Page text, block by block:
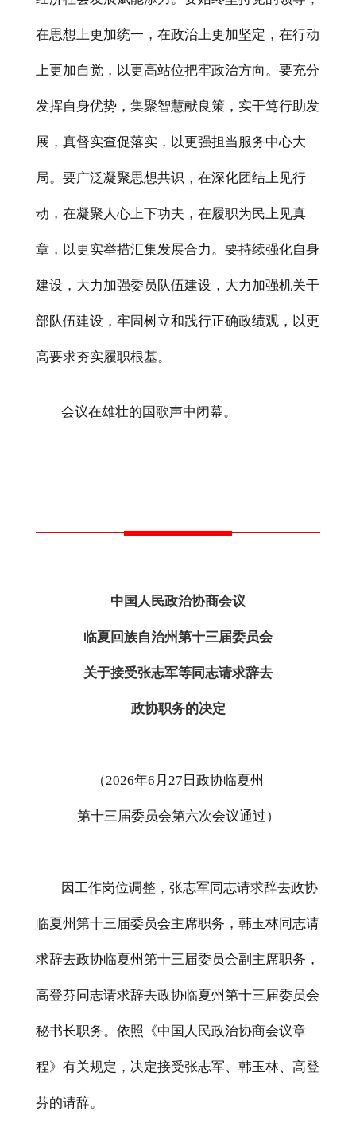
在思想上更加统一，在政治上更加坚定，在行动
上更加自觉，以更高站位把牢政治方向。要充分
发挥自身优势，集聚智慧献良策，实干笃行助发
展，真督实查促落实，以更强担当服务中心大
局。要广泛凝聚思想共识，在深化团结上见行
动，在凝聚人心上下功夫，在履职为民上见真
章，以更实举措汇集发展合力。要持续强化自身
建设，大力加强委员队伍建设，大力加强机关干
部队伍建设，牢固树立和践行正确政绩观，以更
高要求夯实履职根基。
会议在雄壮的国歌声中闭幕。
中国人民政治协商会议
临夏回族自治州第十三届委员会
关于接受张志军等同志请求辞去
政协职务的决定
（2026年6 月 27 日政协临夏州
第十三届委员会第六次会议通过）
因工作岗位调整，张志军同志请求辞去政协
临夏州第十三届委员会主席职务，韩玉林同志请
求辞去政协临夏州第十三届委员会副主席职务，
高登芬同志请求辞去政协临夏州第十三届委员会
秘书长职务。依照《中国人民政治协商会议章
程》有关规定，决定接受张志军、韩玉林、高登
芬的请辞。